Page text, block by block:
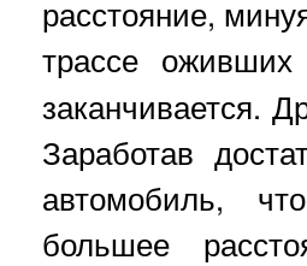
расстояние,
трассе
заканчивается.
Заработав
автомобиль,
большее